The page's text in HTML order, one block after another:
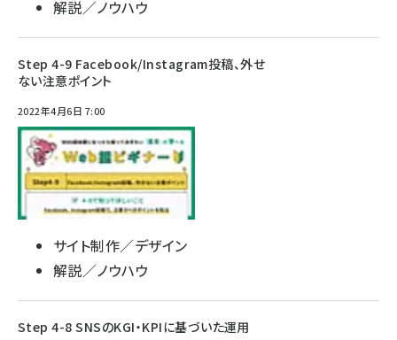
解説／ノウハウ
Step 4-9 Facebook/Instagram投稿、外せ
ない注意ポイント
2022年4月6日 7:00
サイト制作／デザイン
解説／ノウハウ
Step 4-8 SNSのKGI・KPIに基づいた運用